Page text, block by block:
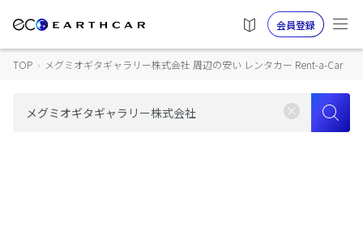
会員登録
TOP › メグミオギタギャラリー株式会社 周辺の安い レンタカー Rent-a-Car